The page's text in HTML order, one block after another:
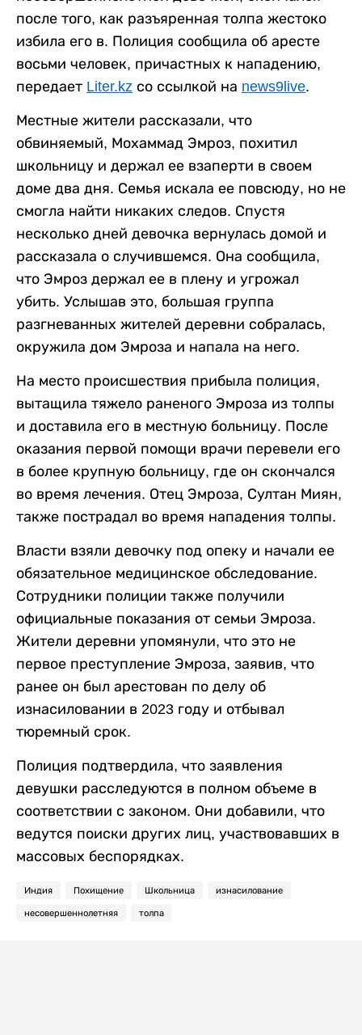
после того, как разъяренная толпа жестоко
избила его в. Полиция сообщила об аресте
восьми человек, причастных к нападению,
передает Liter.kz со ссылкой на news9live.
Местные жители рассказали, что
обвиняемый, Мохаммад Эмроз, похитил
школьницу и держал ее взаперти в своем
доме два дня. Семья искала ее повсюду, но не
смогла найти никаких следов. Спустя
несколько дней девочка вернулась домой и
рассказала о случившемся. Она сообщила,
что Эмроз держал ее в плену и угрожал
убить. Услышав это, большая группа
разгневанных жителей деревни собралась,
окружила дом Эмроза и напала на него.
На место происшествия прибыла полиция,
вытащила тяжело раненого Эмроза из толпы
и доставила его в местную больницу. После
оказания первой помощи врачи перевели его
в более крупную больницу, где он скончался
во время лечения. Отец Эмроза, Султан Миян,
также пострадал во время нападения толпы.
Власти взяли девочку под опеку и начали ее
обязательное медицинское обследование.
Сотрудники полиции также получили
официальные показания от семьи Эмроза.
Жители деревни упомянули, что это не
первое преступление Эмроза, заявив, что
ранее он был арестован по делу об
изнасиловании в 2023 году и отбывал
тюремный срок.
Полиция подтвердила, что заявления
девушки расследуются в полном объеме в
соответствии с законом. Они добавили, что
ведутся поиски других лиц, участвовавших в
массовых беспорядках.
Индия Похищение Школьница изнасилование
несовершеннолетняя толпа